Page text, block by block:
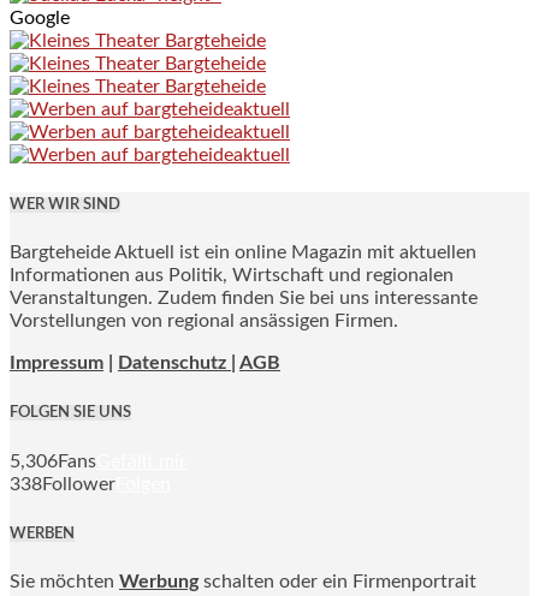
Google
WER WIR SIND
Bargteheide Aktuell ist ein online Magazin mit aktuellen
Informationen aus Politik, Wirtschaft und regionalen
Veranstaltungen. Zudem finden Sie bei uns interessante
Vorstellungen von regional ansässigen Firmen.
Impressum Datenschutz | AGB
FOLGEN SIE UNS
5,306Fans
338Follower
WERBEN
Sie möchten Werbung schalten oder ein Firmenportrait